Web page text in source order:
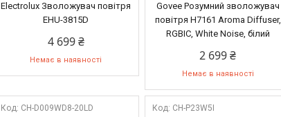
Electrolux Зволожувач повітря
EHU-3815D
4 699 ₴
Немає в наявності
Govee Розумний зволожувач
повітря H7161 Aroma Diffuser,
RGBIC, White Noise, білий
2 699 ₴
Немає в наявності
CH-D009WD8-20LD CH-P23W5I